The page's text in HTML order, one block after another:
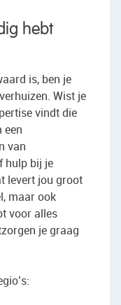
hebt
is, ben je
Wist je
vindt die
een
van
hulp bij je
levert jou groot
maar ook
voor alles
je graag